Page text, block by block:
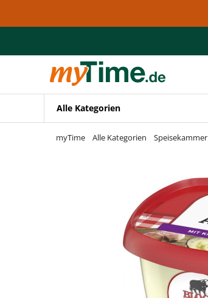
Zur Navigation springen
Alle Kategorien
myTime Alle Kategorien Speisekammer